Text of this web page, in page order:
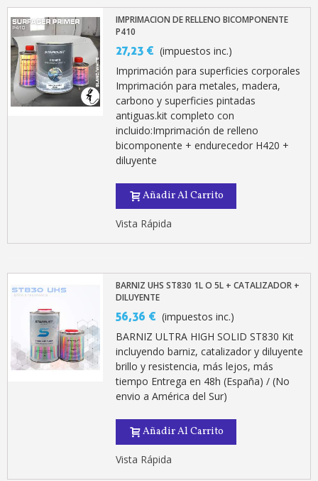
IMPRIMACION DE RELLENO BICOMPONENTE
P410
27,23 € (impuestos inc.)
Imprimación para superficies corporales
Imprimación para metales, madera,
carbono y superficies pintadas
antiguas.kit completo con
incluido:Imprimación de relleno
bicomponente + endurecedor H420 +
diluyente
Añadir Al Carrito
Vista Rápida
BARNIZ UHS ST830 1L O 5L + CATALIZADOR +
DILUYENTE
56,36 € (impuestos inc.)
BARNIZ ULTRA HIGH SOLID ST830 Kit
incluyendo barniz, catalizador y diluyente
brillo y resistencia, más lejos, más
tiempo Entrega en 48h (España) / (No
envio a América del Sur)
Añadir Al Carrito
Vista Rápida